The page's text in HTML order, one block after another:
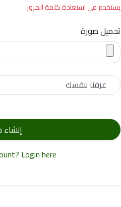
يستخدم في استعادة كلمة المرور
تحميل صورة
عرفنا بنفسك
Login here.